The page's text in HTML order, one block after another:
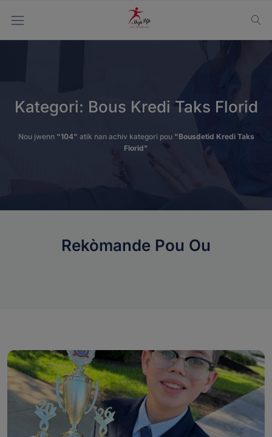
Kategori: Bous Kredi Taks Florid
Nou jwenn "104" atik nan achiv kategori pou "Bousdetid Kredi Taks
Florid"
Rekòmande Pou Ou